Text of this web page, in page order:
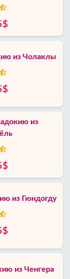
из Чолаклы
из
из Гюндогду
из Ченгера